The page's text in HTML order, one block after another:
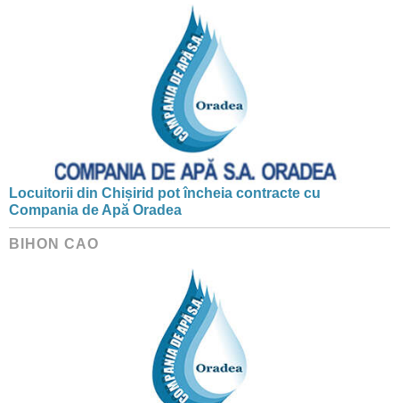
Locuitorii din Chișirid pot încheia contracte cu
Compania de Apă Oradea
BIHON CAO